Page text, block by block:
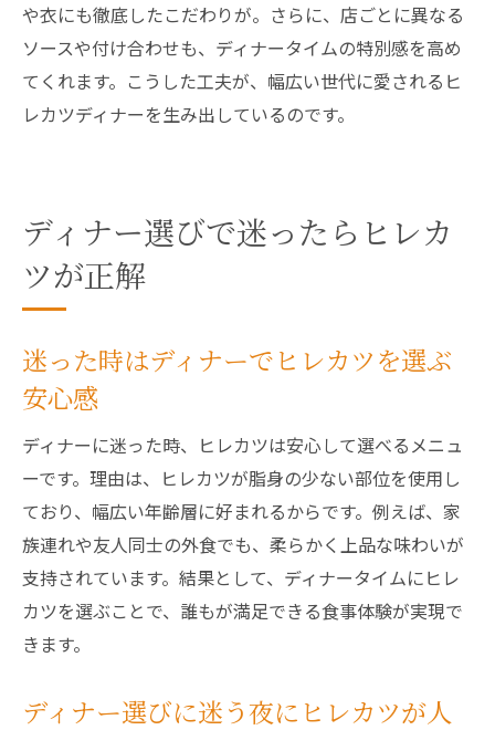
や衣にも徹底したこだわりが。さらに、店ごとに異なる
ソースや付け合わせも、ディナータイムの特別感を高め
てくれます。こうした工夫が、幅広い世代に愛されるヒ
レカツディナーを生み出しているのです。
ディナー選びで迷ったらヒレカ
ツが正解
迷った時はディナーでヒレカツを選ぶ
安心感
ディナーに迷った時、ヒレカツは安心して選べるメニュ
ーです。理由は、ヒレカツが脂身の少ない部位を使用し
ており、幅広い年齢層に好まれるからです。例えば、家
族連れや友人同士の外食でも、柔らかく上品な味わいが
支持されています。結果として、ディナータイムにヒレ
カツを選ぶことで、誰もが満足できる食事体験が実現で
きます。
ディナー選びに迷う夜にヒレカツが人